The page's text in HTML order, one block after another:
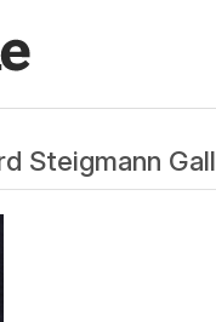
Steigmann Gall